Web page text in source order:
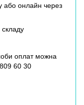
або онлайн через
складу
оплат можна
60 30